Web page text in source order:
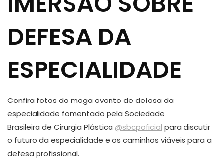
DEFESA DA
ESPECIALIDADE
Confira fotos do mega evento de defesa da
especialidade fomentado pela Sociedade
Brasileira de Cirurgia Plástica @sbcpoficial para discutir
o futuro da especialidade e os caminhos viáveis para a
defesa profissional.